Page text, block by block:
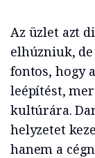
Az üzlet azt
elhúzniuk,
fontos, hogy
leépítést,
kultúrára.
helyzetet
hanem a